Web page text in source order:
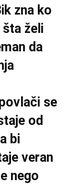
zna ko
šta želi
da
se
od
bi
veran
nego